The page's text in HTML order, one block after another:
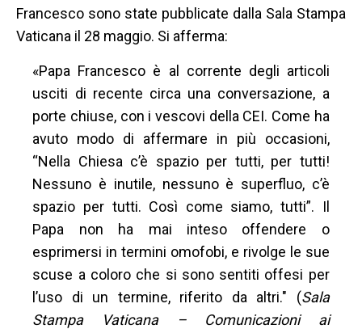
Francesco sono state pubblicate dalla Sala Stampa
Vaticana il 28 maggio. Si afferma:
«Papa Francesco è al corrente degli articoli
usciti di recente circa una conversazione, a
porte chiuse, con i vescovi della CEI. Come ha
avuto modo di affermare in più occasioni,
“Nella Chiesa c’è spazio per tutti, per tutti!
Nessuno è inutile, nessuno è superfluo, c’è
spazio per tutti. Così come siamo, tutti”.
Il
Papa non ha mai inteso offendere o
esprimersi in termini omofobi, e rivolge le sue
scuse a coloro che si sono sentiti offesi per
l’uso di un termine, riferito da altri." (Sala
Stampa Vaticana – Comunicazioni ai